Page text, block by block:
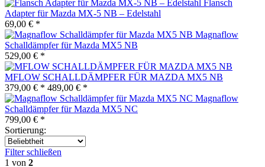
Flansch
Adapter für Mazda MX-5 NB – Edelstahl
69,00 € *
Magnaflow
Schalldämpfer für Mazda MX5 NB
529,00 € *
MFLOW SCHALLDÄMPFER FÜR MAZDA MX5 NB
379,00 € * 489,00 € *
Magnaflow
Schalldämpfer für Mazda MX5 NC
799,00 € *
Sortierung:
Filter schließen
1 von 2